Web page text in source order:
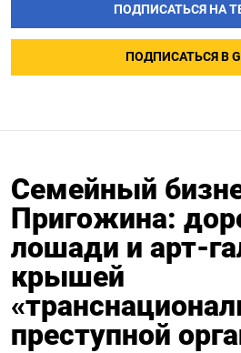
ПОДПИСАТЬСЯ НА
ПОДПИСАТЬСЯ В
Семейный
Пригожина:
лошади и арт-
крышей
преступной